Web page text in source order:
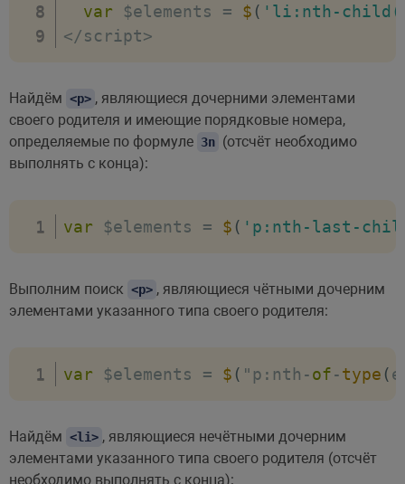
var $elements = $ ( 'li:nth-
</script>
Найдём <p> , являющиеся дочерними элементами
своего родителя и имеющие порядковые номера,
определяемые по формуле 3n (отсчёт необходимо
выполнять с конца):
var $elements = $ ( 'p:nth-last-
Выполним поиск <p> , являющиеся чётными дочерним
элементами указанного типа своего родителя:
var $elements = $ ( "p : nth -of-type (
Найдём <li> , являющиеся нечётными дочерним
элементами указанного типа своего родителя (отсчёт
необходимо выполнять с конца):